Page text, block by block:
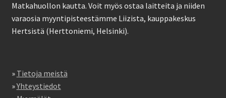
Matkahuollon kautta. Voit myös ostaa laitteita ja niiden
varaosia myyntipisteestämme Liizista, kauppakeskus
Hertsistä (Herttoniemi, Helsinki).
» Tietoja meistä
»Yhteystiedot